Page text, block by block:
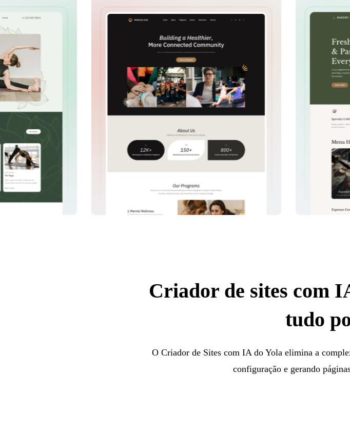
Criador de sites com
tudo
O Criador de Sites com IA do Yola elimina a
configuração e gerando